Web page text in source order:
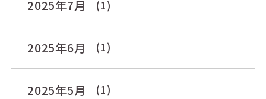
2025年7月 (1)
2025年6月 (1)
2025年5月 (1)